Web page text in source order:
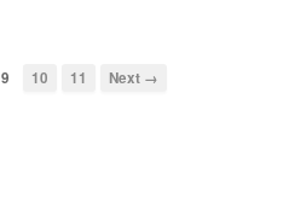
9 10 11 Next →